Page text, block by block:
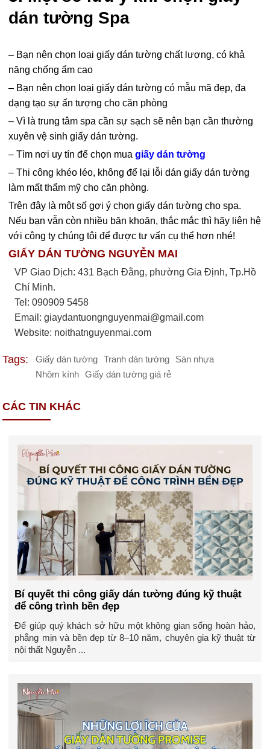
dán tường Spa
– Bạn nên chọn loại giấy dán tường chất lượng, có khả
năng chống ẩm cao
– Bạn nên chọn loại giấy dán tường có mẫu mã đẹp, đa
dạng tạo sự ấn tượng cho căn phòng
– Vì là trung tâm spa cần sự sạch sẽ nên bạn cần thường
xuyên vệ sinh giấy dán tường.
– Tìm nơi uy tín để chọn muagiấy dán tường
– Thi công khéo léo, không để lại lỗi dán giấy dán tường
làm mất thẩm mỹ cho căn phòng.
Trên đây là một số gợi ý chọn giấy dán tường cho spa.
Nếu bạn vẫn còn nhiều băn khoăn, thắc mắc thì hãy liên hệ
với công ty chúng tôi để được tư vấn cụ thể hơn nhé!
GIẤY DÁN TƯỜNG NGUYỄN MAI
VP Giao Dịch: 431 Bạch Đằng, phường Gia Định, Tp.Hồ
Chí Minh.
Tel: 090909 5458
Email:giaydantuongnguyenmai@gmail.com
Website: noithatnguyenmai.com
Tags: Giấy dán tường Tranh dán tường
Sàn nhựa
Nhôm kính
Giấy dán tường giá rẻ
CÁC TIN KHÁC
Bí quyết thi công giấy dán tường đúng kỹ thuật
để công trình bền đẹp
Để giúp quý khách sở hữu một không gian sống hoàn hảo,
phẳng mịn và bền đẹp từ 8–10 năm, chuyên gia kỹ thuật từ
nội thất Nguyễn ...